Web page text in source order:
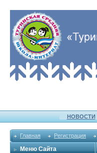
НОВОСТИ
Главная Регистрация
Меню Сайта